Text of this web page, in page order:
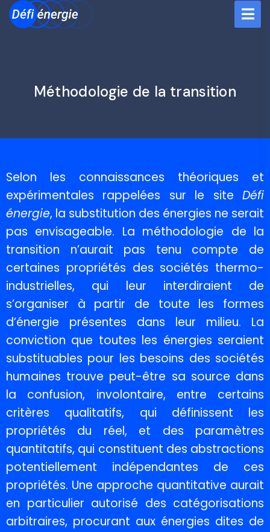
Méthodologie de la transition
Selon les connaissances théoriques et
expérimentales rappelées sur le site Défi
énergie, la substitution des énergies ne serait
pas envisageable. La méthodologie de la
transition n’aurait pas tenu compte de
certaines propriétés des sociétés thermo-
industrielles, qui leur interdiraient de
s’organiser à partir de toute les formes
d’énergie présentes dans leur milieu. La
conviction que toutes les énergies seraient
substituables pour les besoins des sociétés
humaines trouve peut-être sa source dans
la confusion, involontaire, entre certains
critères qualitatifs, qui définissent les
propriétés du réel, et des paramètres
quantitatifs, qui constituent des abstractions
potentiellement indépendantes de ces
propriétés. Une approche quantitative aurait
en particulier autorisé des catégorisations
arbitraires, procurant aux énergies dites de